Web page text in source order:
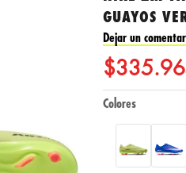
GUAYOS
Dejar un
$335.
Colores